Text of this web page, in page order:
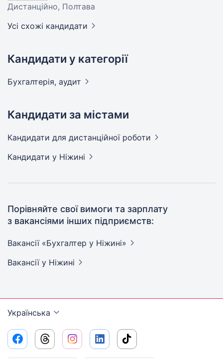
Дистанційно, Полтава
Усі схожі кандидати
Кандидати у категорії
Бухгалтерія, аудит
Кандидати за містами
Кандидати для дистанційної роботи
Кандидати у Ніжині
Порівняйте свої вимоги та зарплату
з вакансіями інших підприємств:
Вакансії «Бухгалтер у Ніжині»
Вакансії у Ніжині
Українська